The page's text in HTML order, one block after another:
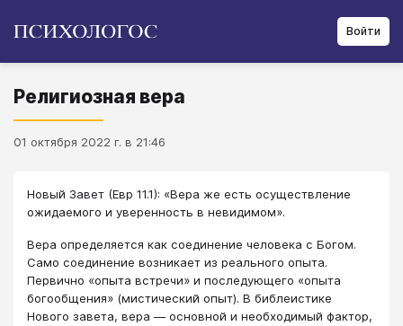
Войти
Религиозная вера
01 октября 2022 г. в 21:46
Новый Завет (Евр 11.1): «Вера же есть осуществление
ожидаемого и уверенность в невидимом».
Вера определяется как соединение человека с Богом.
Само соединение возникает из реального опыта.
Первично «опыта встречи» и последующего «опыта
богообщения» (мистический опыт). В библеистике
Нового завета, вера — основной и необходимый фактор,